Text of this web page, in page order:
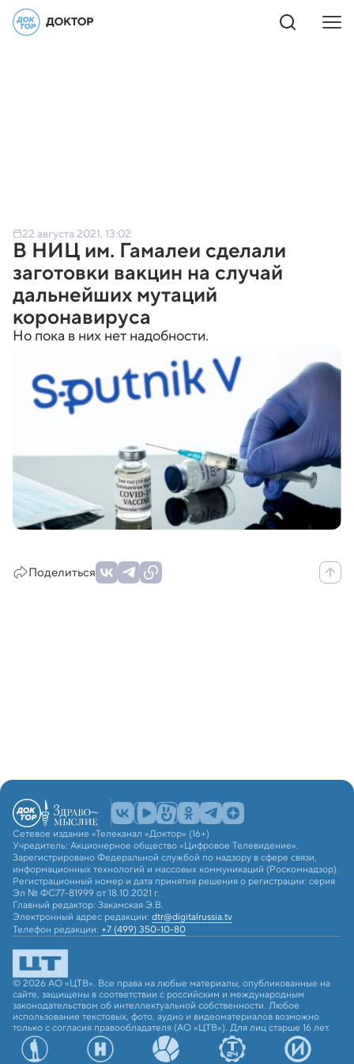
22 августа 2021, 13:02
В НИЦ им. Гамалеи сделали
заготовки вакцин на случай
дальнейших мутаций
коронавируса
Но пока в них нет надобности.
Поделиться
Сетевое издание «Телеканал «Доктор» (16+)
Учредитель: Акционерное общество «Цифровое Телевидение».
Зарегистрировано Федеральной службой по надзору в сфере связи,
информационных технологий и массовых коммуникаций (Роскомнадзор).
Регистрационный номер и дата принятия решения о регистрации: серия
Эл № ФС77-81999 от 18.10.2021 г.
Главный редактор: Закамская Э.В.
Электронный адрес редакции: dtr@digitalrussia.tv
Телефон редакции: +7 (499) 350-10-80
© 2026 АО «ЦТВ». Все права на любые материалы, опубликованные на
сайте, защищены в соответствии с российским и международным
законодательством об интеллектуальной собственности. Любое
использование текстовых, фото, аудио и видеоматериалов возможно
только с согласия правообладателя (АО «ЦТВ»). Для лиц старше 16 лет.